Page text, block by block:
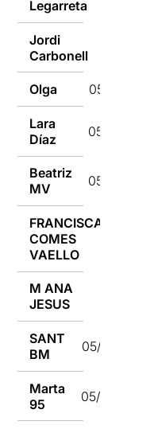
Legarreta
Jordi
Carbonell
Olga 05/04/2022
Lara
Díaz
05/04/2022
Beatriz
MV
05/04/2022
FRANCISCA
COMES
VAELLO
M ANA
JESUS
SANT
BM
05/04/2022
Marta
95
05/04/2022